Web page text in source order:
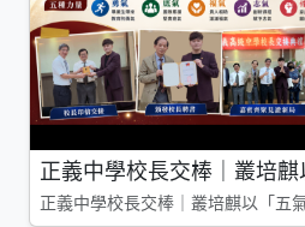
正義中學校長交棒｜叢培麒
正義中學校長交棒｜叢培麒以「五